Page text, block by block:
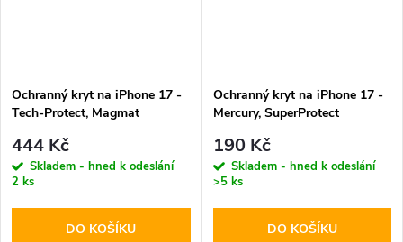
Ochranný kryt na iPhone 17 -
Tech-Protect, Magmat
444 Kč
Skladem - hned k odeslání
2 ks
DO KOŠÍKU
Ochranný kryt na iPhone 17 -
Mercury, SuperProtect
190 Kč
Skladem - hned k odeslání
>5 ks
DO KOŠÍKU